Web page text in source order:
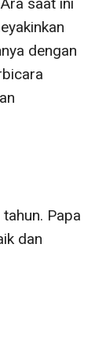
dengan
Papa
dan